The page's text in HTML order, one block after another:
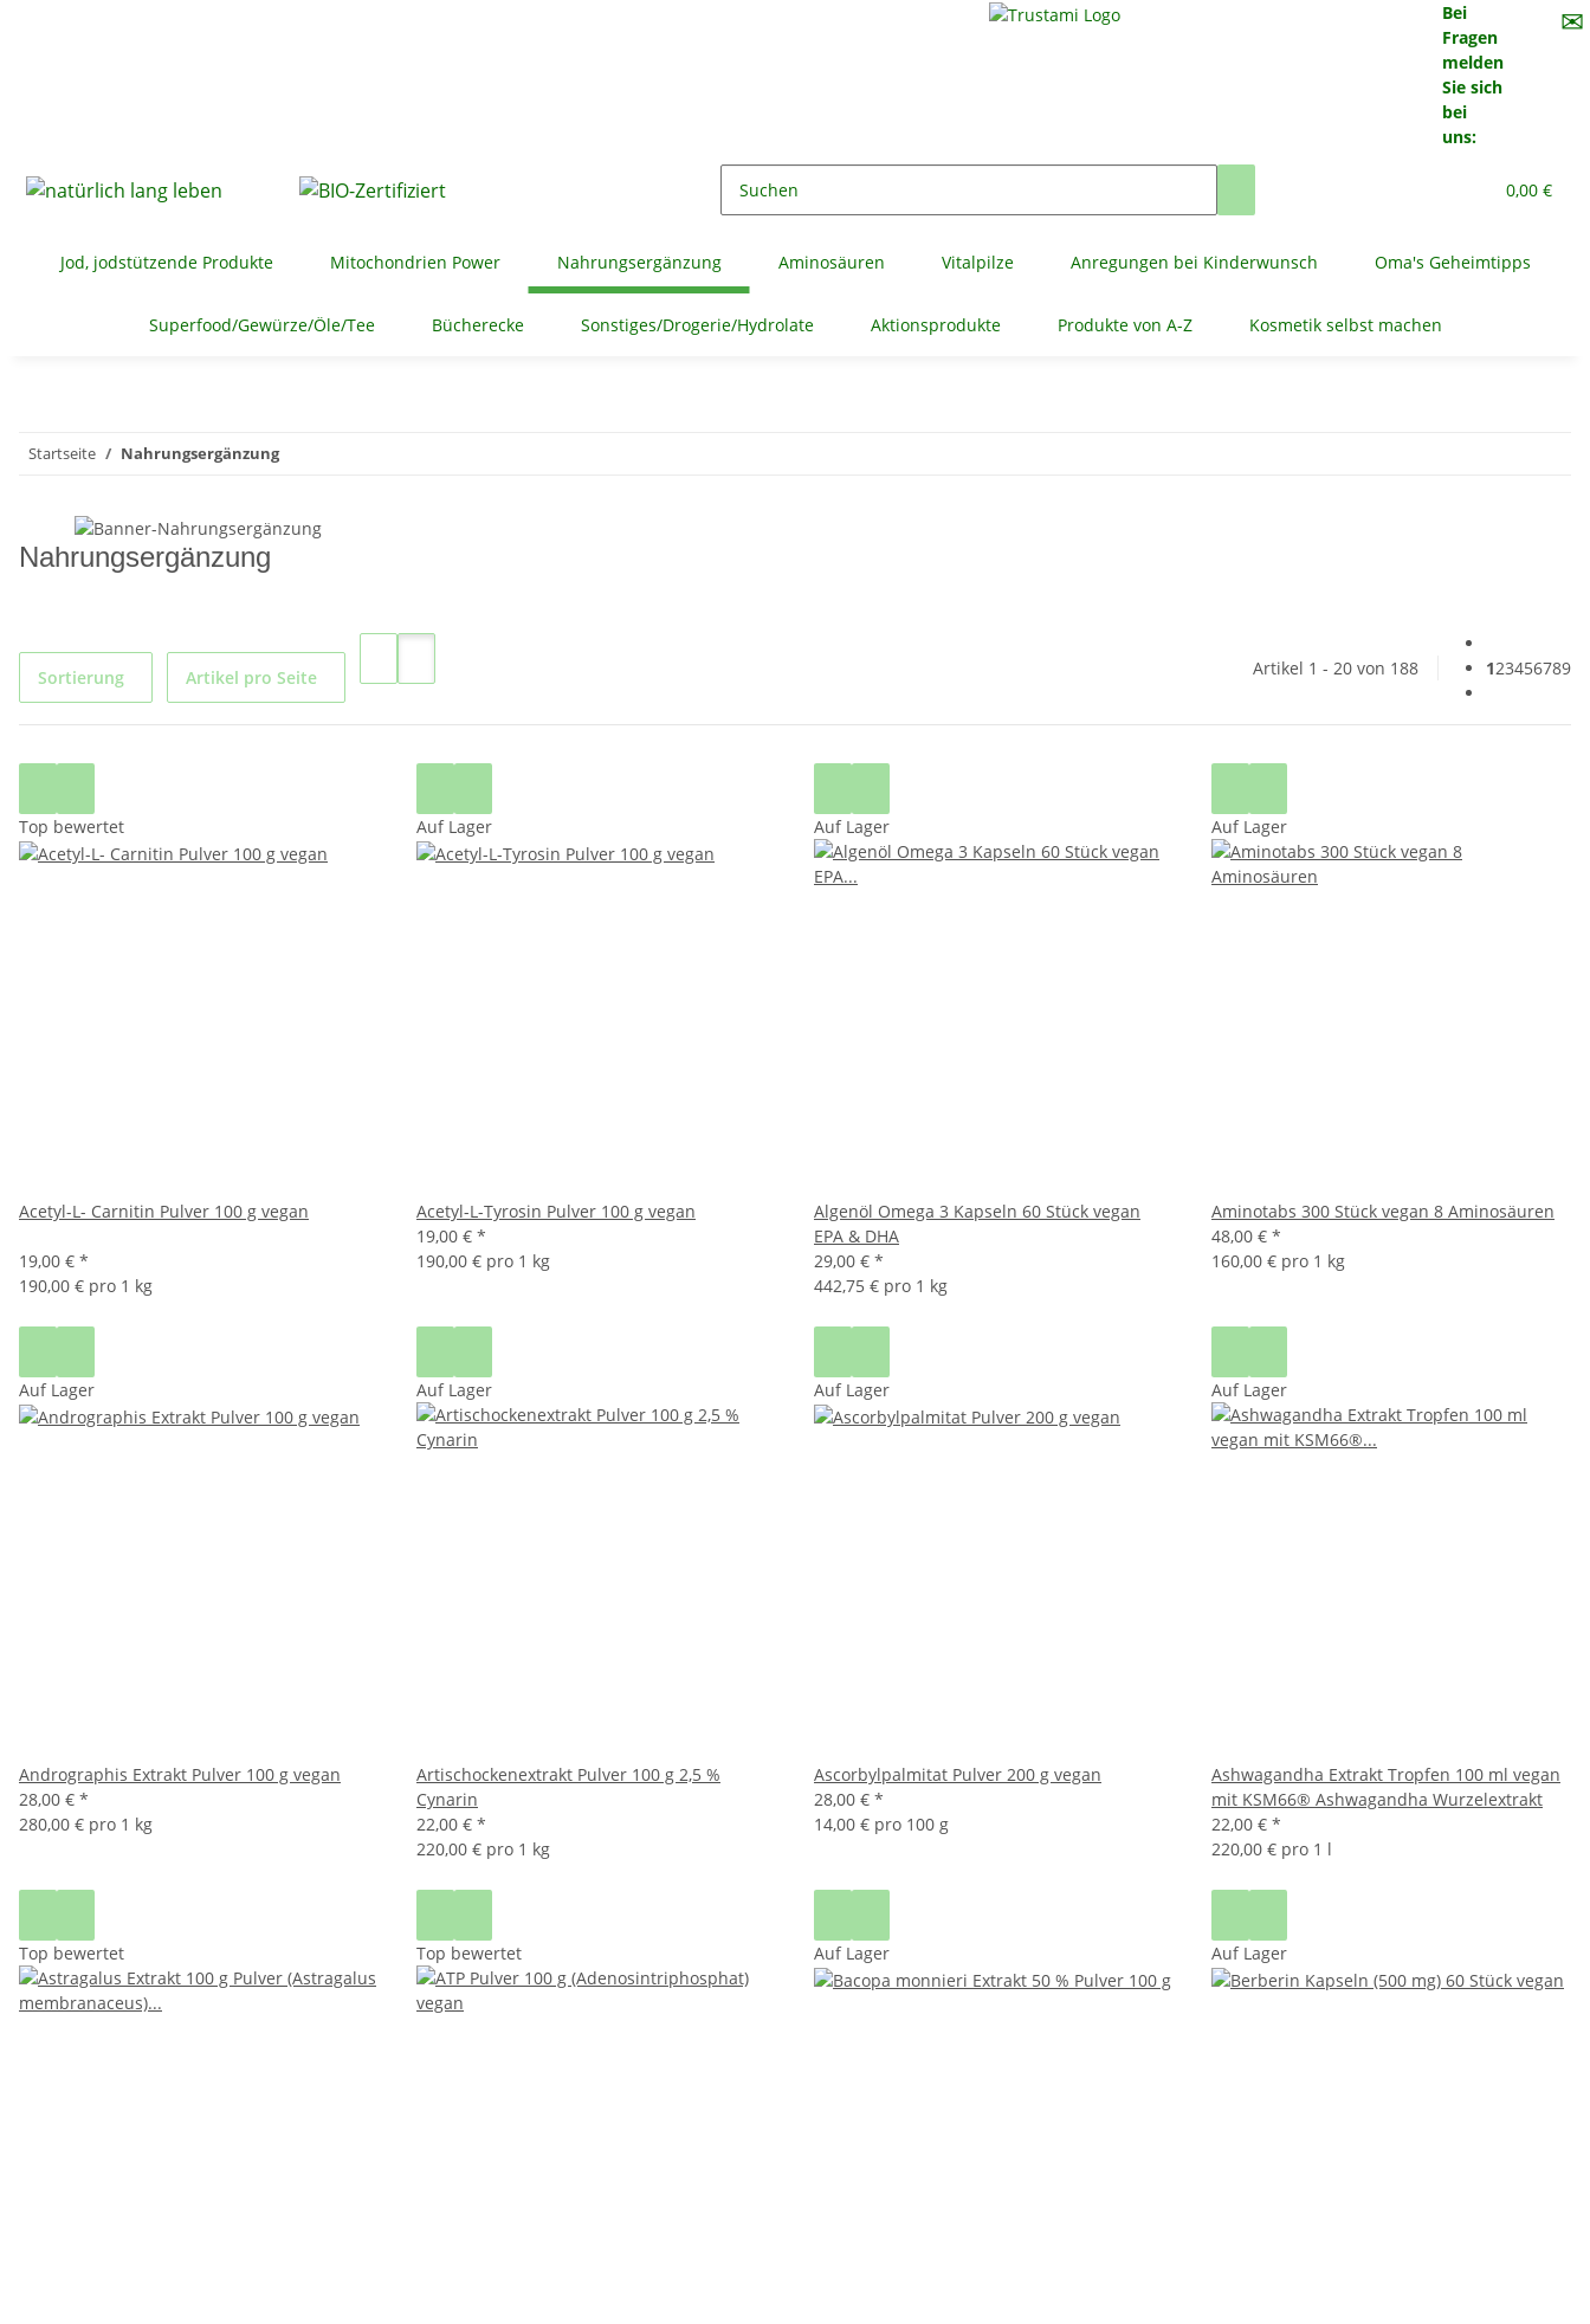
Bei
Fragen
melden
Sie sich
bei
uns:
✉
0,00 €
Jod, jodstützende Produkte Mitochondrien Power Nahrungsergänzung Aminosäuren Vitalpilze Anregungen bei Kinderwunsch Oma's Geheimtipps
Superfood/Gewürze/Öle/Tee Bücherecke Sonstiges/Drogerie/Hydrolate Aktionsprodukte Produkte von A-Z Kosmetik selbst machen
Startseite Nahrungsergänzung
Nahrungsergänzung
Sortierung Artikel pro Seite Artikel 1 - 20 von 188 123456789
Top bewertet
Acetyl-L- Carnitin Pulver 100 g vegan
19,00 € *
190,00 € pro 1 kg
Auf Lager
Acetyl-L-Tyrosin Pulver 100 g vegan
19,00 € *
190,00 € pro 1 kg
Auf Lager
Algenöl Omega 3 Kapseln 60 Stück vegan
EPA & DHA
29,00 € *
442,75 € pro 1 kg
Auf Lager
Aminotabs 300 Stück vegan 8 Aminosäuren
48,00 € *
160,00 € pro 1 kg
Auf Lager
Andrographis Extrakt Pulver 100 g vegan
28,00 € *
280,00 € pro 1 kg
Auf Lager
Artischockenextrakt Pulver 100 g 2,5 %
Cynarin
22,00 € *
220,00 € pro 1 kg
Auf Lager
Ascorbylpalmitat Pulver 200 g vegan
28,00 € *
14,00 € pro 100 g
Auf Lager
Ashwagandha Extrakt Tropfen 100 ml vegan
mit KSM66® Ashwagandha Wurzelextrakt
22,00 € *
220,00 € pro 1 l
Top bewertet Top bewertet Auf Lager Auf Lager